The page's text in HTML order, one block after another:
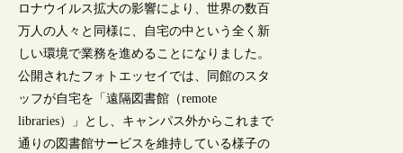
ロナウイルス拡大の影響により、世界の数百
万人の人々と同様に、自宅の中という全く新
しい環境で業務を進めることになりました。
公開されたフォトエッセイでは、同館のスタ
ッフが自宅を「遠隔図書館（remote
libraries）」とし、キャンパス外からこれまで
通りの図書館サービスを維持している様子の